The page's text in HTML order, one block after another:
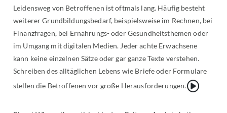
Leidensweg von Betroffenen ist oftmals lang. Häufig besteht
weiterer Grundbildungsbedarf, beispielsweise im Rechnen, bei
Finanzfragen, bei Ernährungs- oder Gesundheitsthemen oder
im Umgang mit digitalen Medien. Jeder achte Erwachsene
kann keine einzelnen Sätze oder gar ganze Texte verstehen.
Schreiben des alltäglichen Lebens wie Briefe oder Formulare
stellen die Betroffenen vor große Herausforderungen.
{Play}